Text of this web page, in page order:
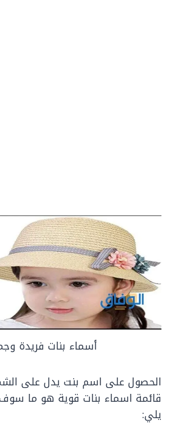
أسماء بنات فريدة
الحصول على اسم بنت يدل على
قائمة اسماء بنات قوية هو ما سوف
يلي: